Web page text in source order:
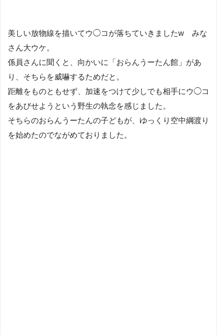
美しい放物線を描いてウ◯コが落ちていきましたw みな
さん大ウケ。
係員さんに聞くと、向かいに「おらんうーたん館」があ
り、そちらを威嚇するためだと。
距離をものともせず、加速をつけて少しでも相手にウ◯コ
をあびせようという野生の執念を感じました。
そちらのおらんうーたんの子どもが、ゆっくり空中綱渡り
を始めたのでながめておりました。